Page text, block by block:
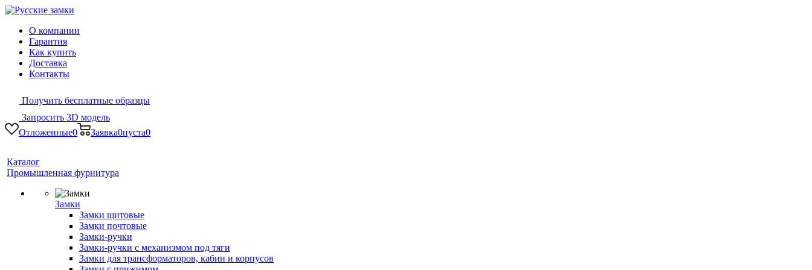
О компании
Гарантия
Как купить
Доставка
Контакты
Получить бесплатные образцы
Запросить 3D модель
Отложенные0 Заявка0пуста0
Каталог
Промышленная фурнитура
Замки
Замки щитовые
Замки почтовые
Замки-ручки
Замки-ручки с механизмом под тяги
Замки для трансформаторов, кабин и корпусов